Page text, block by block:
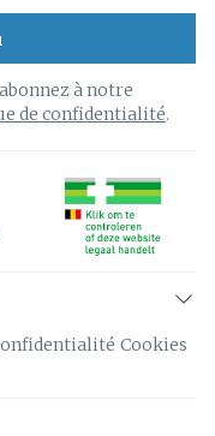
à notre
de confidentialité.
Cookies